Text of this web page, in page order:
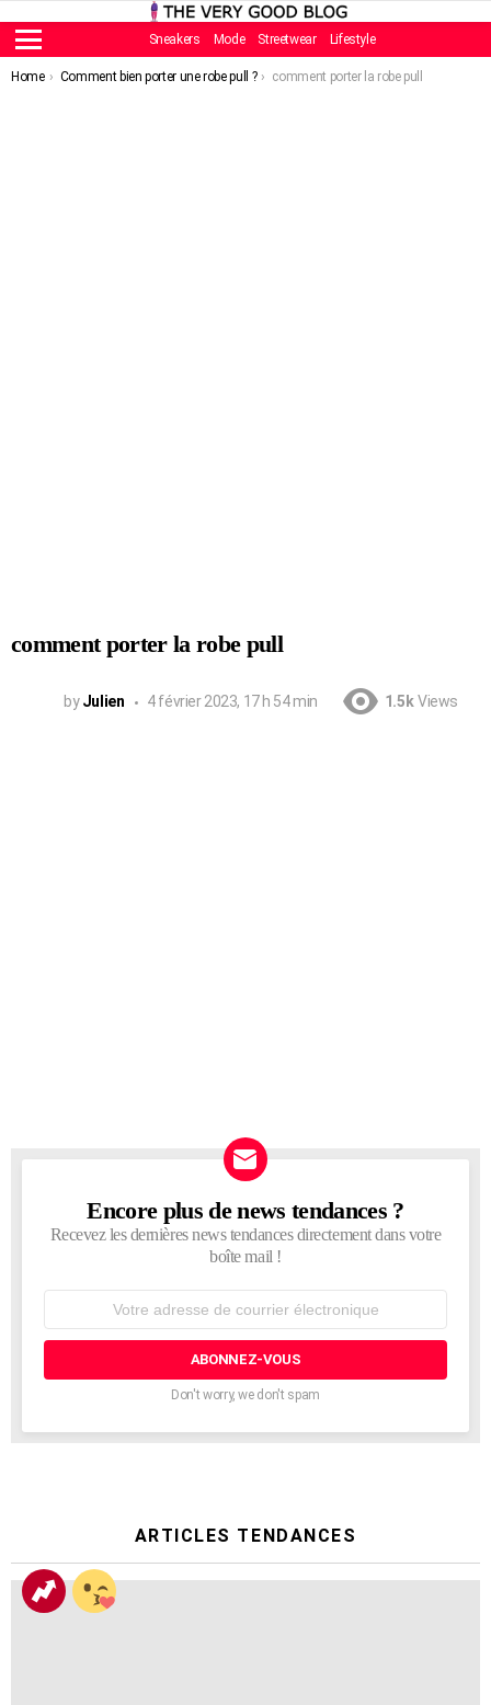
Menu
Sneakers Mode Streetwear Lifestyle
You are here:
Home Comment bien porter une robe pull ? comment porter la robe pull
comment porter la robe pull
by Julien 4 février 2023, 17 h 54 min 1.5k Views
NEWSLETTER
Encore plus de news tendances ?
Recevez les dernières news tendances directement dans votre
boîte mail !
courrier
Don't worry, we don't spam
ARTICLES TENDANCES